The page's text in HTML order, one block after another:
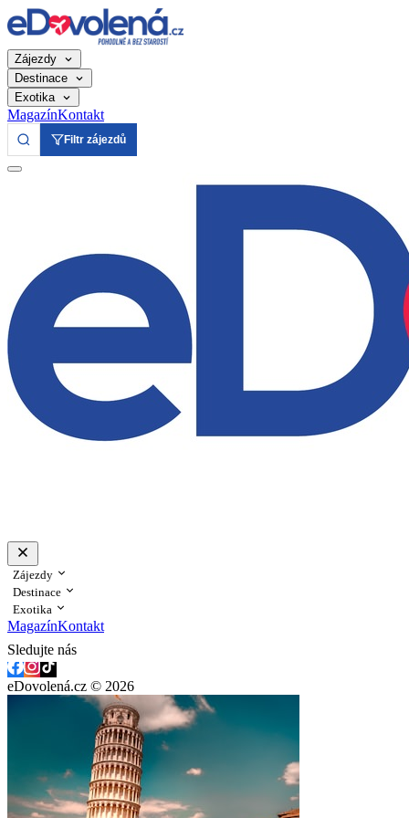
Zájezdy
Destinace
Exotika
MagazínKontakt
Filtr zájezdů
Zájezdy
Destinace
Exotika
MagazínKontakt
Sledujte nás
eDovolená.cz © 2026